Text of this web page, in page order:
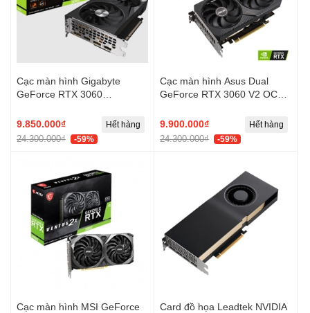
Cạc màn hình Gigabyte
GeForce RTX 3060
GDDR6/ 192 bit)
9.850.000₫
24.300.000₫ -59%
Hết hàng
Cạc màn hình Asus Dual
GeForce RTX 3060 V2 OC
bit)
9.900.000₫
24.300.000₫ -59%
Hết hàng
Cạc màn hình MSI GeForce
Card đồ họa Leadtek NVIDIA